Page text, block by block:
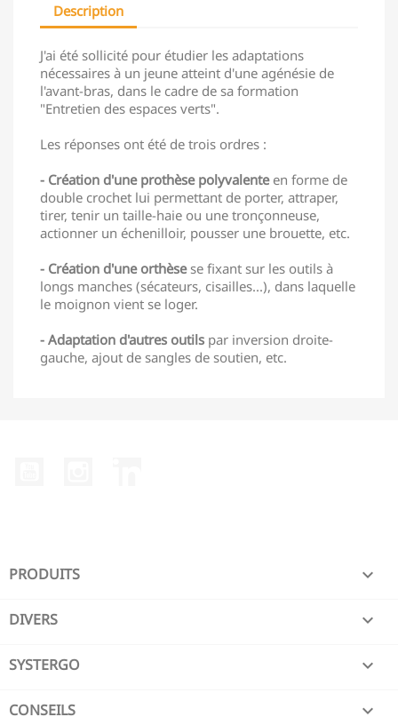
Description
J'ai été sollicité pour étudier les adaptations
nécessaires à un jeune atteint d'une agénésie de
l'avant-bras, dans le cadre de sa formation
"Entretien des espaces verts".
Les réponses ont été de trois ordres :
- Création d'une prothèse polyvalenteen forme de
double crochet lui permettant de porter, attraper,
tirer, tenir un taille-haie ou une tronçonneuse,
actionner un échenilloir, pousser une brouette, etc.
- Création d'une orthèsese fixant sur les outils à
longs manches (sécateurs, cisailles...), dans laquelle
le moignon vient se loger.
- Adaptation d'autres outils par inversion droite-
gauche, ajout de sangles de soutien, etc.
PRODUITS 
DIVERS 
SYSTERGO 
CONSEILS 